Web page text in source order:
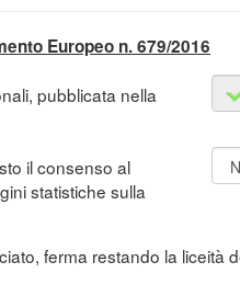
Europeo n. 679/2016
pubblicata nella
il consenso al
statistiche sulla
ferma restando la liceità